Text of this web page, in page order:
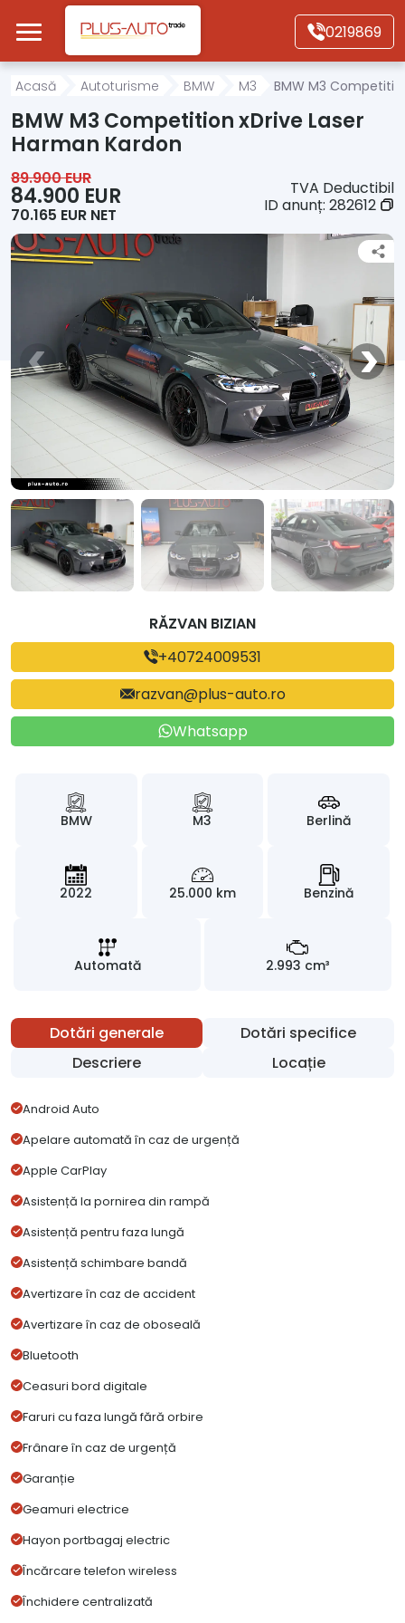
Mergi direct la conținutul principal
0219869
Acasă
Autoturisme
Motociclete
Autoutilitare
Alte tipuri vehicule
Despre Noi
Contact
Acasă Autoturisme BMW M3 BMW M3
BMW M3 Competition xDrive Laser
Harman Kardon
89.900 EUR
84.900 EUR
70.165 EUR NET
TVA Deductibil
ID anunț: 282612
RĂZVAN BIZIAN
+40724009531
razvan@plus-auto.ro
Whatsapp
BMW M3 Berlină
2022 25.000 km Benzină
Automată 2.993 cm³
Dotări generale
Dotări specifice
Descriere
Locație
Android Auto
Apelare automată în caz de urgență
Apple CarPlay
Asistență la pornirea din rampă
Asistență pentru faza lungă
Asistență schimbare bandă
Avertizare în caz de accident
Avertizare în caz de oboseală
Bluetooth
Ceasuri bord digitale
Faruri cu faza lungă fără orbire
Frânare în caz de urgență
Garanție
Geamuri electrice
Hayon portbagaj electric
Încărcare telefon wireless
Închidere centralizată